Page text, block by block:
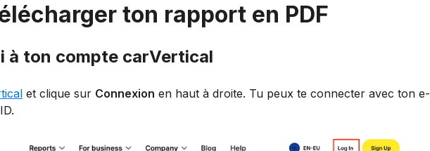
ton rapport en PDF
à ton compte carVertical
et clique sur Connexion en haut à droite. Tu peux te connecter avec ton e-